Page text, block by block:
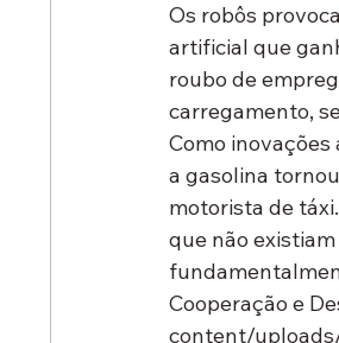
Os robôs
artificial que
roubo de
carregamento,
Como
a gasolina
motorista de
que não
Cooperação e
content/